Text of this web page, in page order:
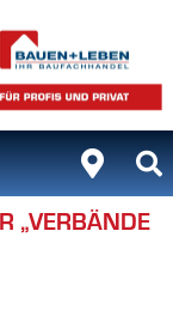
„VERBÄNDE